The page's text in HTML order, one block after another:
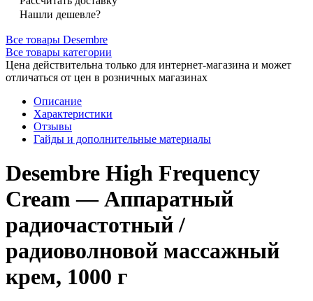
Нашли дешевле?
Все товары Desembre
Все товары категории
Цена действительна только для интернет-магазина и может
отличаться от цен в розничных магазинах
Описание
Характеристики
Отзывы
Гайды и дополнительные материалы
Desembre High Frequency
Cream — Аппаратный
радиочастотный /
радиоволновой массажный
крем, 1000 г